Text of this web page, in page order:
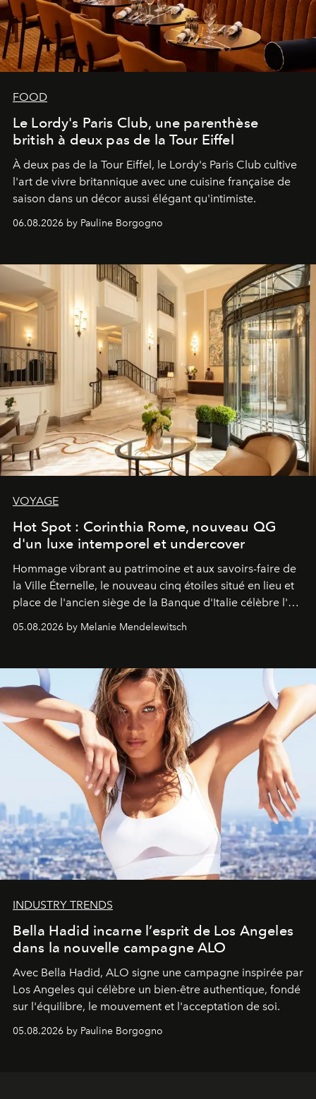
FOOD
Le Lordy's Paris Club, une parenthèse
british à deux pas de la Tour Eiffel
À deux pas de la Tour Eiffel, le Lordy's Paris Club cultive
l'art de vivre britannique avec une cuisine française de
saison dans un décor aussi élégant qu'intimiste.
06.08.2026 by Pauline Borgogno
VOYAGE
Hot Spot : Corinthia Rome, nouveau QG
d'un luxe intemporel et undercover
Hommage vibrant au patrimoine et aux savoirs-faire de
la Ville Éternelle, le nouveau cinq étoiles situé en lieu et
place de l'ancien siège de la Banque d'Italie célèbre l'art
de vivre Romain dans toute son élégance intemporelle.
05.08.2026 by Melanie Mendelewitsch
INDUSTRY TRENDS
Bella Hadid incarne l’esprit de Los Angeles
dans la nouvelle campagne ALO
Avec Bella Hadid, ALO signe une campagne inspirée par
Los Angeles qui célèbre un bien-être authentique, fondé
sur l'équilibre, le mouvement et l'acceptation de soi.
05.08.2026 by Pauline Borgogno